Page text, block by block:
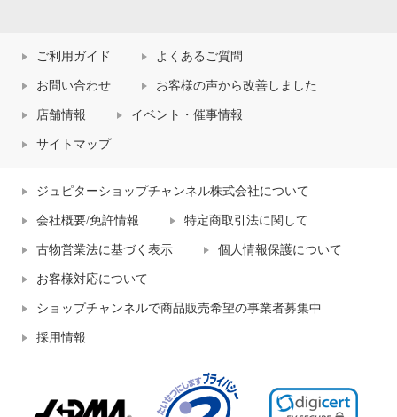
ご利用ガイド よくあるご質問
お問い合わせ お客様の声から改善しました
店舗情報 イベント・催事情報
サイトマップ
ジュピターショップチャンネル株式会社について
会社概要/免許情報 特定商取引法に関して
古物営業法に基づく表示 個人情報保護について
お客様対応について
ショップチャンネルで商品販売希望の事業者募集中
採用情報